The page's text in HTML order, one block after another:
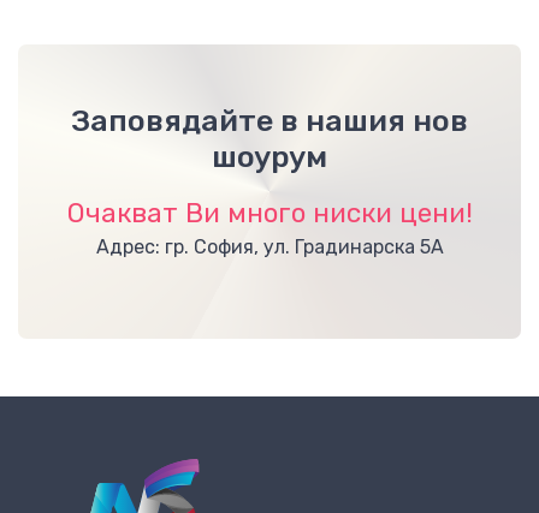
Заповядайте в нашия нов
шоурум
Очакват Ви много ниски цени!
Адрес: гр. София, ул. Градинарска 5А